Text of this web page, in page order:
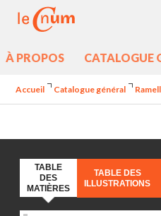
À PROPOS CATALOGUE
Accueil Catalogue général
TABLE
DES
MATIÈRES
TABLE DES
ILLUSTRATIONS